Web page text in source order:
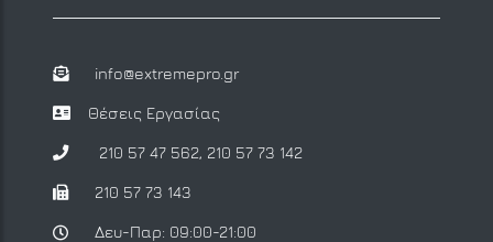
info@extremepro.gr
Θέσεις Εργασίας
210 57 47 562, 210 57 73 142
210 57 73 143
Δευ-Παρ: 09:00-21:00